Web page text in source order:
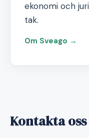
ekonomi och
tak.
Om Sveago →
Kontakta oss